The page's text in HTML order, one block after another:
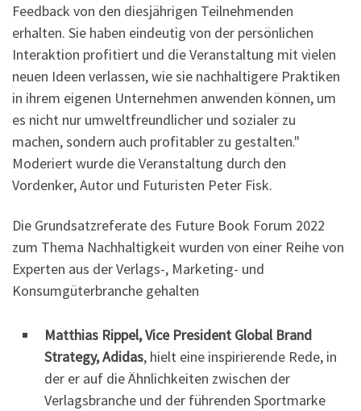
Feedback von den diesjährigen Teilnehmenden
erhalten. Sie haben eindeutig von der persönlichen
Interaktion profitiert und die Veranstaltung mit vielen
neuen Ideen verlassen, wie sie nachhaltigere Praktiken
in ihrem eigenen Unternehmen anwenden können, um
es nicht nur umweltfreundlicher und sozialer zu
machen, sondern auch profitabler zu gestalten."
Moderiert wurde die Veranstaltung durch den
Vordenker, Autor und Futuristen Peter Fisk.
Die Grundsatzreferate des Future Book Forum 2022
zum Thema Nachhaltigkeit wurden von einer Reihe von
Experten aus der Verlags-, Marketing- und
Konsumgüterbranche gehalten
Matthias Rippel, Vice President Global Brand
Strategy, Adidas, hielt eine inspirierende Rede, in
der er auf die Ähnlichkeiten zwischen der
Verlagsbranche und der führenden Sportmarke